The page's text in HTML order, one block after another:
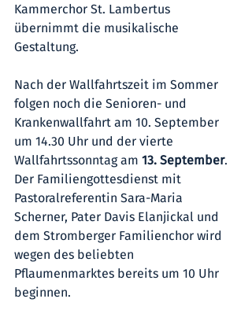
Kammerchor St. Lambertus
übernimmt die musikalische
Gestaltung.
Nach der Wallfahrtszeit im Sommer
folgen noch die Senioren- und
Krankenwallfahrt am 10. September
um 14.30 Uhr und der vierte
Wallfahrtssonntag am 13. September.
Der Familiengottesdienst mit
Pastoralreferentin Sara-Maria
Scherner, Pater Davis Elanjickal und
dem Stromberger Familienchor wird
wegen des beliebten
Pflaumenmarktes bereits um 10 Uhr
beginnen.